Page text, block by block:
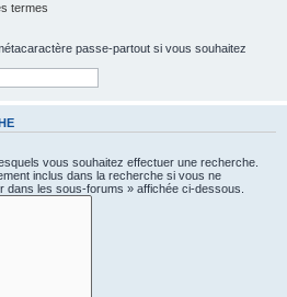
termes
passe-partout si vous souhaitez
vous souhaitez effectuer une recherche.
inclus dans la recherche si vous ne
dans les sous-forums » affichée ci-dessous.